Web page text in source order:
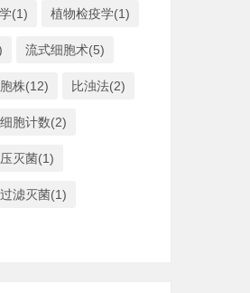
(1) 植物检疫学(1)
流式细胞术(5)
株(12) 比浊法(2)
细胞计数(2)
灭菌(1)
过滤灭菌(1)